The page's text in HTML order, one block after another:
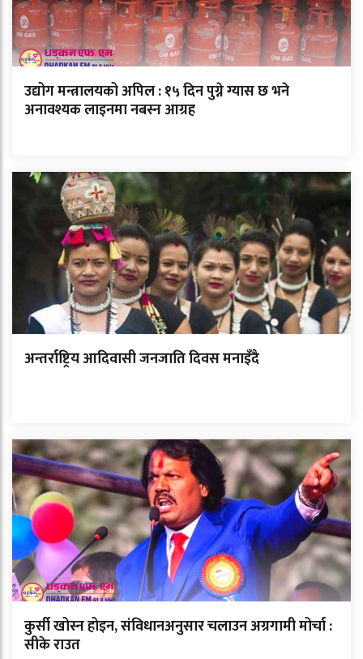
उद्योग मन्त्रालयको अपिल : १५ दिन पुग्ने ग्यास छ भने
अनावश्यक लाइनमा नबस्न आग्रह
अन्तर्राष्ट्रिय आदिवासी जनजाति दिवस मनाइँदै
कुर्सी खोस्न होइन, संविधानअनुसार चलाउन अग्रगामी मोर्चा :
सीके राउत